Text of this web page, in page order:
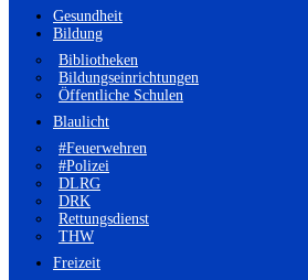
Gesundheit
Bildung
Bibliotheken
Bildungseinrichtungen
Öffentliche Schulen
Blaulicht
#Feuerwehren
#Polizei
DLRG
DRK
Rettungsdienst
THW
Freizeit